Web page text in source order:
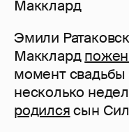
Макклард
Эмили
Макклард
момент
несколько
родилсясын